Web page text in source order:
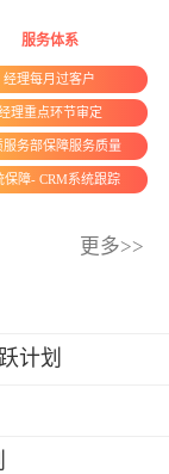
服务体系
经理每月过客户
理重点环节审定
服务部保障服务质量
保障- CRM系统跟踪
更多>>
计划